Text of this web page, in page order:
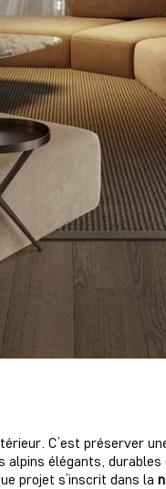
C’est préserver
élégants,
projet s’inscrit dans la